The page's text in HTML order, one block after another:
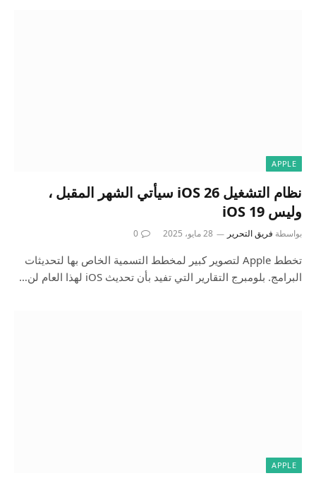
APPLE
نظام التشغيل iOS 26 سيأتي الشهر المقبل ،
وليس iOS 19
بواسطة فريق التحرير 28 مايو، 2025 0
تخطط Apple لتصوير كبير لمخطط التسمية الخاص بها لتحديثات
البرامج. بلومبرج التقارير التي تفيد بأن تحديث iOS لهذا العام لن…
APPLE